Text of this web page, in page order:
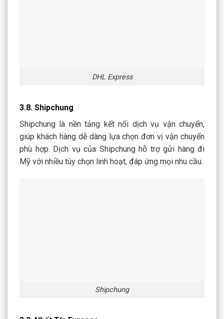
DHL Express
3.8. Shipchung
Shipchung là nền tảng kết nối dịch vụ vận chuyển,
giúp khách hàng dễ dàng lựa chọn đơn vị vận chuyển
phù hợp. Dịch vụ của Shipchung hỗ trợ gửi hàng đi
Mỹ với nhiều tùy chọn linh hoạt, đáp ứng mọi nhu cầu.
Shipchung